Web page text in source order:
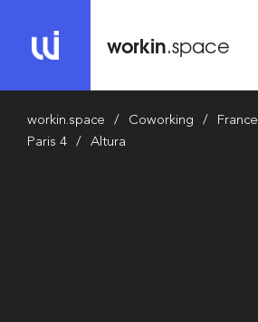
workin.space
workin.space Coworking France
Paris 4
Altura